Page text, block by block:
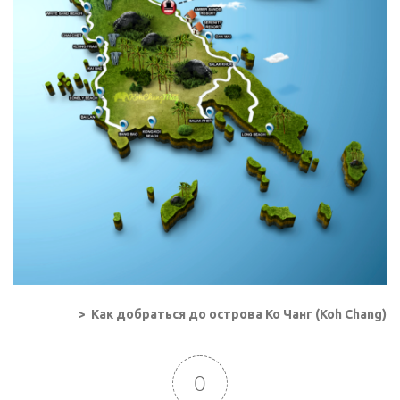
> Как добраться до острова Ко Чанг (Koh Chang)
0